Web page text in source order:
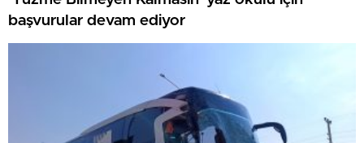
başvurular devam ediyor